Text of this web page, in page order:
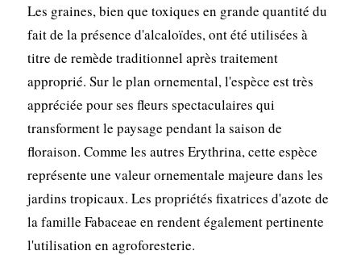
Les graines, bien que toxiques en grande quantité du
fait de la présence d'alcaloïdes, ont été utilisées à
titre de remède traditionnel après traitement
approprié. Sur le plan ornemental, l'espèce est très
appréciée pour ses fleurs spectaculaires qui
transforment le paysage pendant la saison de
floraison. Comme les autres Erythrina, cette espèce
représente une valeur ornementale majeure dans les
jardins tropicaux. Les propriétés fixatrices d'azote de
la famille Fabaceae en rendent également pertinente
l'utilisation en agroforesterie.